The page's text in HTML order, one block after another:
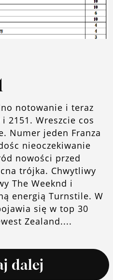
notowanie i teraz
2151. Wreszcie cos
Numer jeden Franza
nieoczekiwanie
nowości przed
trójka. Chwytliwy
The Weeknd i
energią Turnstile. W
się w top 30
Zealand....
dalej